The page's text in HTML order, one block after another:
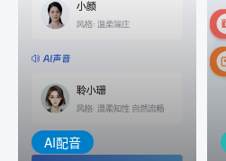
AI配音
音视频一键生成
室"中输入文本或录音，一
出